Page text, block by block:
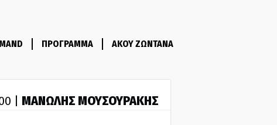
ΠΡΟΓΡΑΜΜΑ ΑΚΟΥ ΖΩΝΤΑΝΑ
| ΜΑΝΩΛΗΣ ΜΟΥΣΟΥΡΑΚΗΣ